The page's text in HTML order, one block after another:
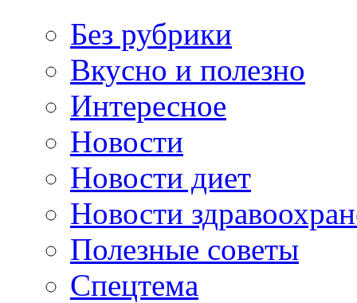
Без рубрики
Вкусно и полезно
Интересное
Новости
Новости диет
Новости
Полезные советы
Спецтема